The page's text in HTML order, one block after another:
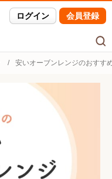
ログイン 会員登録
安いオーブンレンジのおすす